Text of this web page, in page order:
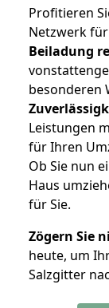
Profitieren
Netzwerk
Beiladung
besonderen
Leistungen
für Ihren
Ob Sie nun
Haus
für Sie.
Zögern Sie
heute, um
Salzgitter